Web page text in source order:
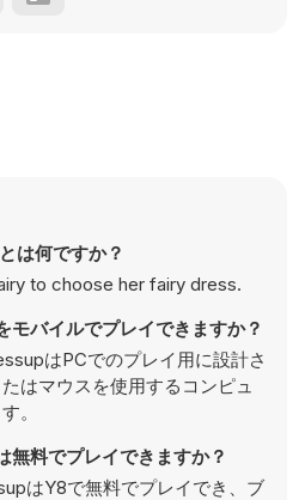
何ですか？
to choose her fairy dress.
バイルでプレイできますか？
はPCでのプレイ用に設計さ
はマウスを使用するコンピュ
。
料でプレイできますか？
はY8で無料でプレイでき、ブ